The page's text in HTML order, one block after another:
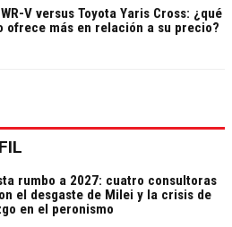
V versus Toyota Yaris Cross: ¿qué
ofrece más en relación a su precio?
rumbo a 2027: cuatro consultoras
el desgaste de Milei y la crisis de
en el peronismo